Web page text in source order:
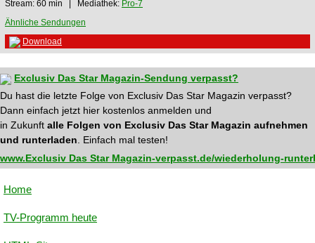
Stream: 60 min | Mediathek: Pro-7
Ähnliche Sendungen
Download
Exclusiv Das Star Magazin-Sendung verpasst?
Du hast die letzte Folge von Exclusiv Das Star Magazin verpasst?
Dann einfach jetzt hier kostenlos anmelden und
in Zukunft alle Folgen von Exclusiv Das Star Magazin aufnehmen
und runterladen . Einfach mal testen!
www.Exclusiv Das Star Magazin-verpasst.de/wiederholung-
Home
TV-Programm heute